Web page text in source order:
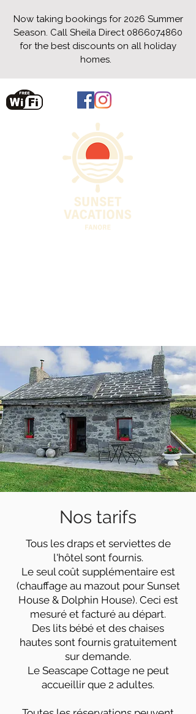
Now taking bookings for 2026 Summer
Season. Call Sheila Direct 0866074860
for the best discounts on all holiday
homes.
Nos tarifs
Tous les draps et serviettes de
l'hôtel sont fournis.
Le seul coût supplémentaire est
(chauffage au mazout pour Sunset
House & Dolphin House). Ceci est
mesuré et facturé au départ.
Des lits bébé et des chaises
hautes sont fournis gratuitement
sur demande.
Le Seascape Cottage ne peut
accueillir que 2 adultes.